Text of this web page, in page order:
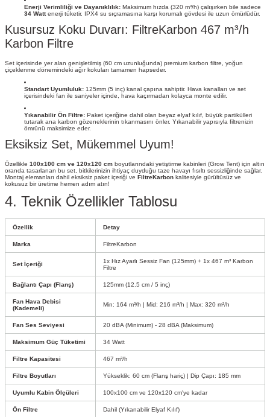
Enerji Verimliliği ve Dayanıklılık: Maksimum hızda (320 m³/h) çalışırken bile sadece
34 Wattenerji tüketir. IPX4 su sıçramasına karşı korumalı gövdesi ile uzun ömürlüdür.
Kusursuz Koku Duvarı: FiltreKarbon 467 m³/h
Karbon Filtre
Set içerisinde yer alan genişletilmiş (60 cm uzunluğunda) premium karbon filtre, yoğun
çiçeklenme dönemindeki ağır kokuları tamamen hapseder.
Standart Uyumluluk: 125mm (5 inç) kanal çapına sahiptir. Hava kanalları ve set
içerisindeki fan ile saniyeler içinde, hava kaçırmadan kolayca monte edilir.
Yıkanabilir Ön Filtre: Paket içeriğine dahil olan beyaz elyaf kılıf, büyük partikülleri
tutarak ana karbon gözeneklerinin tıkanmasını önler. Yıkanabilir yapısıyla filtrenizin
ömrünü maksimize eder.
Eksiksiz Set, Mükemmel Uyum!
Özellikle 100x100 cm ve 120x120 cm boyutlarındaki yetiştirme kabinleri (Grow Tent) için altın
oranda tasarlanan bu set, bitkilerinizin ihtiyaç duyduğu taze havayı fısıltı sessizliğinde sağlar.
Montaj elemanları dahil eksiksiz paket içeriği ve FiltreKarbon kalitesiyle gürültüsüz ve
kokusuz bir üretime hemen adım atın!
4. Teknik Özellikler Tablosu
Özellik Detay
Marka FiltreKarbon
Set İçeriği
1x Hız Ayarlı Sessiz Fan (125mm) + 1x 467 m³ Karbon
Filtre
Bağlantı Çapı (Flanş) 125mm (12.5 cm / 5 inç)
Fan Hava Debisi
(Kademeli)
Min: 164 m³/h | Mid: 216 m³/h | Max: 320 m³/h
Fan Ses Seviyesi 20 dBA (Minimum) - 28 dBA (Maksimum)
Maksimum Güç Tüketimi 34 Watt
Filtre Kapasitesi 467 m³/h
Filtre Boyutları Yükseklik: 60 cm (Flanş hariç) | Dip Çapı: 185 mm
Uyumlu Kabin Ölçüleri 100x100 cm ve 120x120 cm'ye kadar
Ön Filtre Dahil (Yıkanabilir Elyaf Kılıf)